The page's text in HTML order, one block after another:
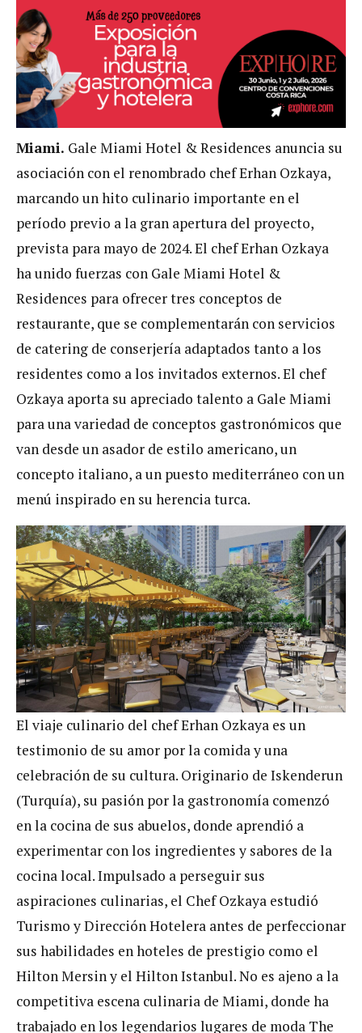
Miami. Gale Miami Hotel & Residences anuncia su
asociación con el renombrado chef Erhan Ozkaya,
marcando un hito culinario importante en el
período previo a la gran apertura del proyecto,
prevista para mayo de 2024. El chef Erhan Ozkaya
ha unido fuerzas con Gale Miami Hotel &
Residences para ofrecer tres conceptos de
restaurante, que se complementarán con servicios
de catering de conserjería adaptados tanto a los
residentes como a los invitados externos. El chef
Ozkaya aporta su apreciado talento a Gale Miami
para una variedad de conceptos gastronómicos que
van desde un asador de estilo americano, un
concepto italiano, a un puesto mediterráneo con un
menú inspirado en su herencia turca.
El viaje culinario del chef Erhan Ozkaya es un
testimonio de su amor por la comida y una
celebración de su cultura. Originario de Iskenderun
(Turquía), su pasión por la gastronomía comenzó
en la cocina de sus abuelos, donde aprendió a
experimentar con los ingredientes y sabores de la
cocina local. Impulsado a perseguir sus
aspiraciones culinarias, el Chef Ozkaya estudió
Turismo y Dirección Hotelera antes de perfeccionar
sus habilidades en hoteles de prestigio como el
Hilton Mersin y el Hilton Istanbul. No es ajeno a la
competitiva escena culinaria de Miami, donde ha
trabajado en los legendarios lugares de moda The